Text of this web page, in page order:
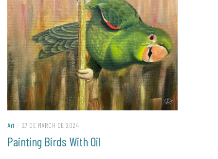
Art / 27 DE MARCH DE 2024
Painting Birds With Oil